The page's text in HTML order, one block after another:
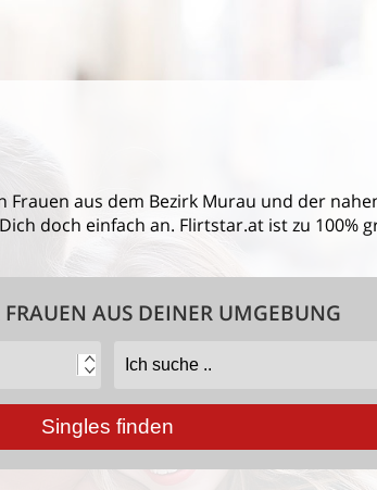
Frauen aus dem Bezirk Murau und der
doch einfach an. Flirtstar.at ist zu 100%
AUS DEINER UMGEBUNG